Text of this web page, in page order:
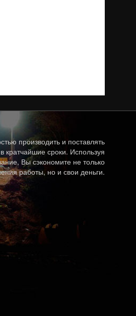
производить и поставлять
сроки. Используя
Вы сэкономите не только
работы, но и свои деньги.